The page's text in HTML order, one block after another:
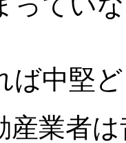
中堅
業者